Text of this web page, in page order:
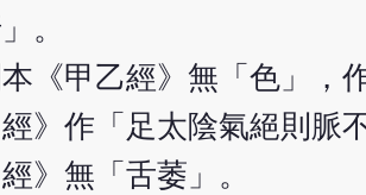
。
《甲乙經》無「色」，
經》作「足太陰氣絕則脈
經》無「舌萎」。